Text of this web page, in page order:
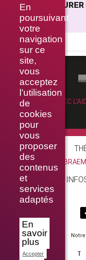
En
poursuivant
votre
navigation
sur ce
site,
vous
acceptez
l’utilisation
de
cookies
pour
vous
proposer
des
contenus
et
services
adaptés
En
savoir
plus
Accepter
IL NE FAUT
Avec
RÉALISÉ AVEC
RUE